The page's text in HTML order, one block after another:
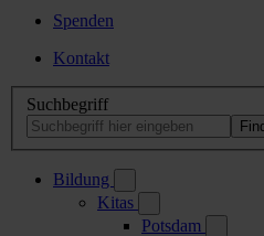
Spenden
Kontakt
Suchbegriff
Bildung
Kitas
Potsdam